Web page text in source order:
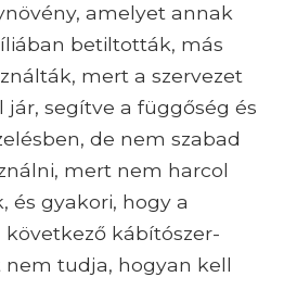
amelyet annak
betiltották, más
mert a szervezet
segítve a függőség és
de nem szabad
mert nem harcol
és gyakori, hogy a
következő kábítószer-
nem tudja, hogyan kell